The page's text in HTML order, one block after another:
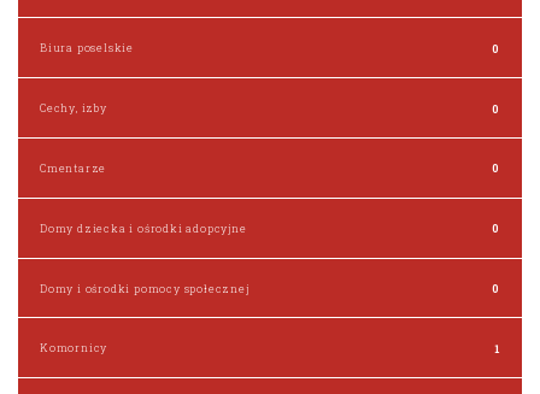
Biura poselskie 0
Cechy, izby 0
Cmentarze 0
Domy dziecka i ośrodki adopcyjne 0
Domy i ośrodki pomocy społecznej 0
Komornicy 1